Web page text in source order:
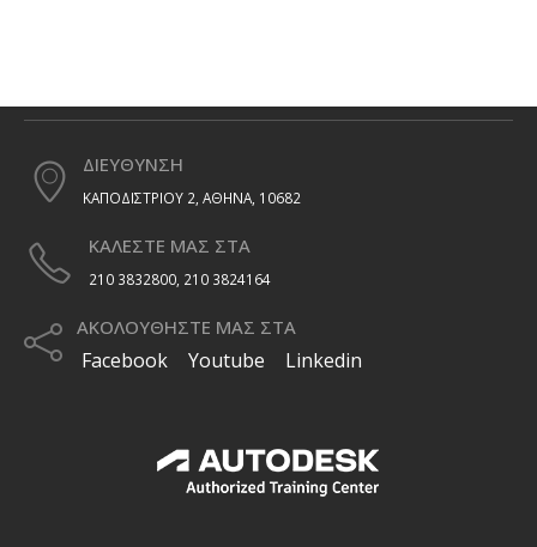
ΔΙΕΥΘΥΝΣΗ
ΚΑΠΟΔΙΣΤΡΙΟΥ 2, ΑΘΗΝΑ, 10682
ΚΑΛΕΣΤΕ ΜΑΣ ΣΤΑ
210 3832800, 210 3824164
ΑΚΟΛΟΥΘΗΣΤΕ ΜΑΣ ΣΤΑ
Facebook Youtube Linkedin